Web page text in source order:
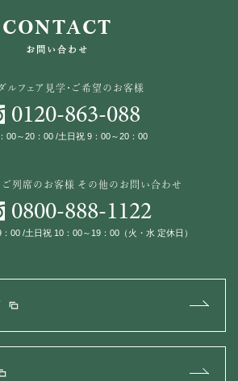
CONTACT
お問い合わせ
ルフェア見学・ご希望のお客様
0120-863-088
00～20：00 /土日祝 9：00～20：00
ご列席のお客様その他のお問い合わせ
0800-888-1122
00 /土日祝 10：00～19：00（火・水 定休日）